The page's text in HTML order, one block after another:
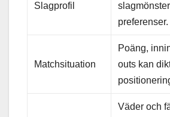
Slagprofil
preferenser.
Matchsituation
Poäng,
outs kan
Väder och